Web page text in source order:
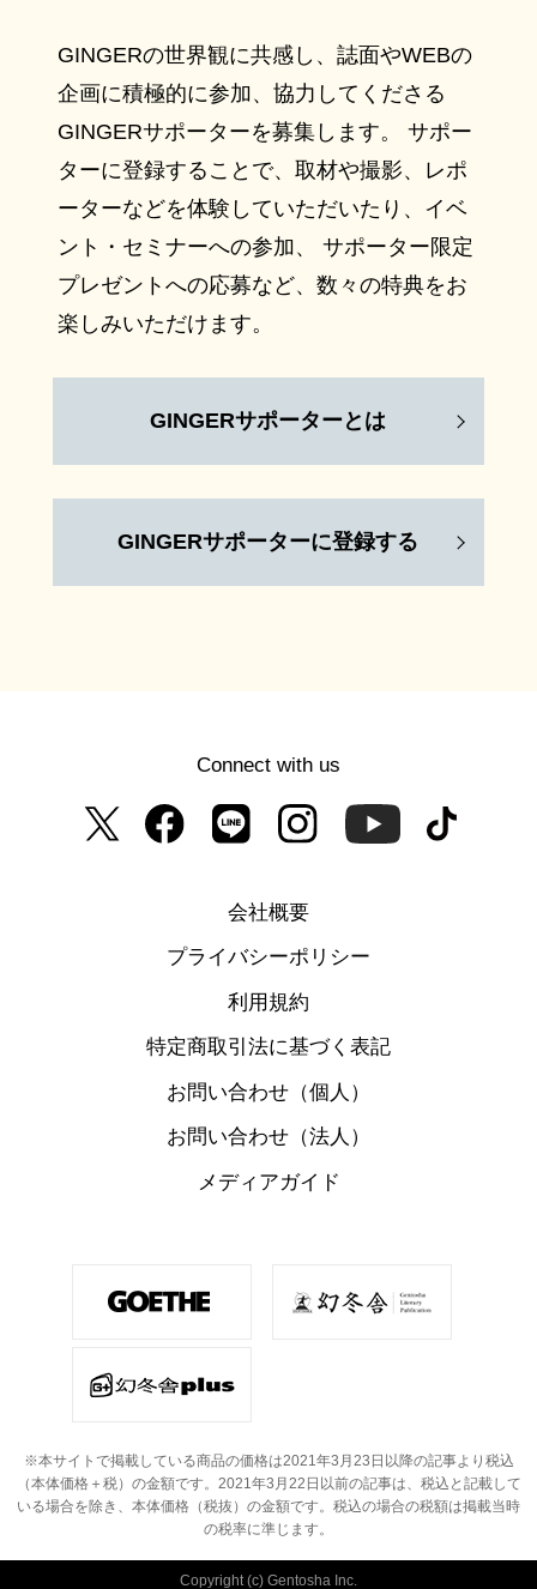
GINGERの世界観に共感し、誌面やWEBの
企画に積極的に参加、協力してくださる
GINGERサポーターを募集します。 サポー
ターに登録することで、取材や撮影、レポ
ーターなどを体験していただいたり、イベ
ント・セミナーへの参加、 サポーター限定
プレゼントへの応募など、数々の特典をお
楽しみいただけます。
GINGERサポーターとは
GINGERサポーターに登録する
Connect with us
会社概要
プライバシーポリシー
利用規約
特定商取引法に基づく表記
お問い合わせ（個人）
お問い合わせ（法人）
メディアガイド
※本サイトで掲載している商品の価格は2021年3月23日以降の記事より税込
（本体価格＋税）の金額です。 2021年3月22日以前の記事は、税込と記載して
いる場合を除き、本体価格（税抜）の金額です。 税込の場合の税額は掲載当時
の税率に準じます。
Copyright (c) Gentosha Inc.